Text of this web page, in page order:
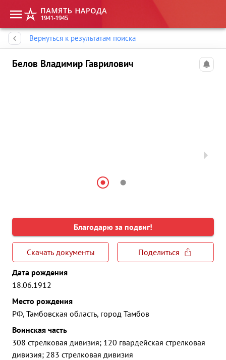
Вернуться к результатам поиска
Белов Владимир Гаврилович
Благодарю за подвиг!
Скачать документы
Поделиться
Дата рождения
18.06.1912
Место рождения
РФ, Тамбовская область, город Тамбов
Воинская часть
308 стрелковая дивизия; 120 гвардейская стрелковая
дивизия; 283 стрелковая дивизия
Память народа